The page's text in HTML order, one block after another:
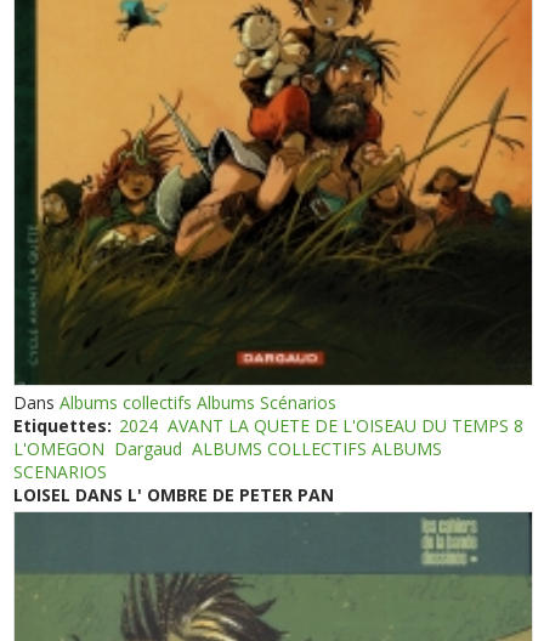
DansAlbums collectifs Albums Scénarios
Etiquettes: 2024 AVANT LA QUETE DE L'OISEAU DU TEMPS 8
L'OMEGON Dargaud ALBUMS COLLECTIFS ALBUMS
SCENARIOS
LOISEL DANS L' OMBRE DE PETER PAN